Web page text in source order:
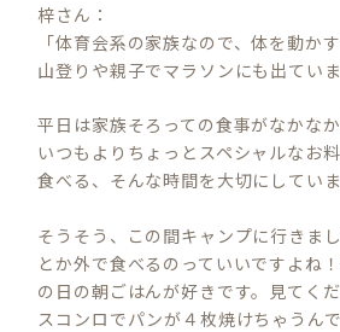
梓さん：
「体育会系の家族なので、体を動か
山登りや親子でマラソンにも出ていま
平日は家族そろっての食事がなかな
いつもよりちょっとスペシャルなお
食べる、そんな時間を大切にしていま
そうそう、この間キャンプに行きま
とか外で食べるのっていいですよね
の日の朝ごはんが好きです。見てく
スコンロでパンが４枚焼けちゃうんで